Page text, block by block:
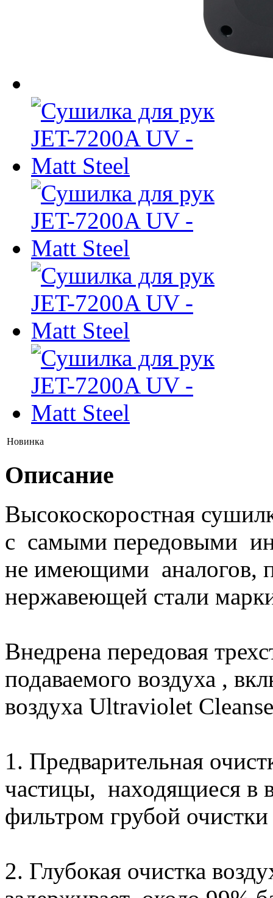
Новинка
Описание
Высокоскоростная
с самыми передовыми
не имеющими аналогов,
нержавеющей стали
Внедрена передовая
подаваемого воздуха ,
воздуха Ultraviolet
1. Предварительная
частицы, находящиеся в
фильтром грубой очистки
2. Глубокая очистка